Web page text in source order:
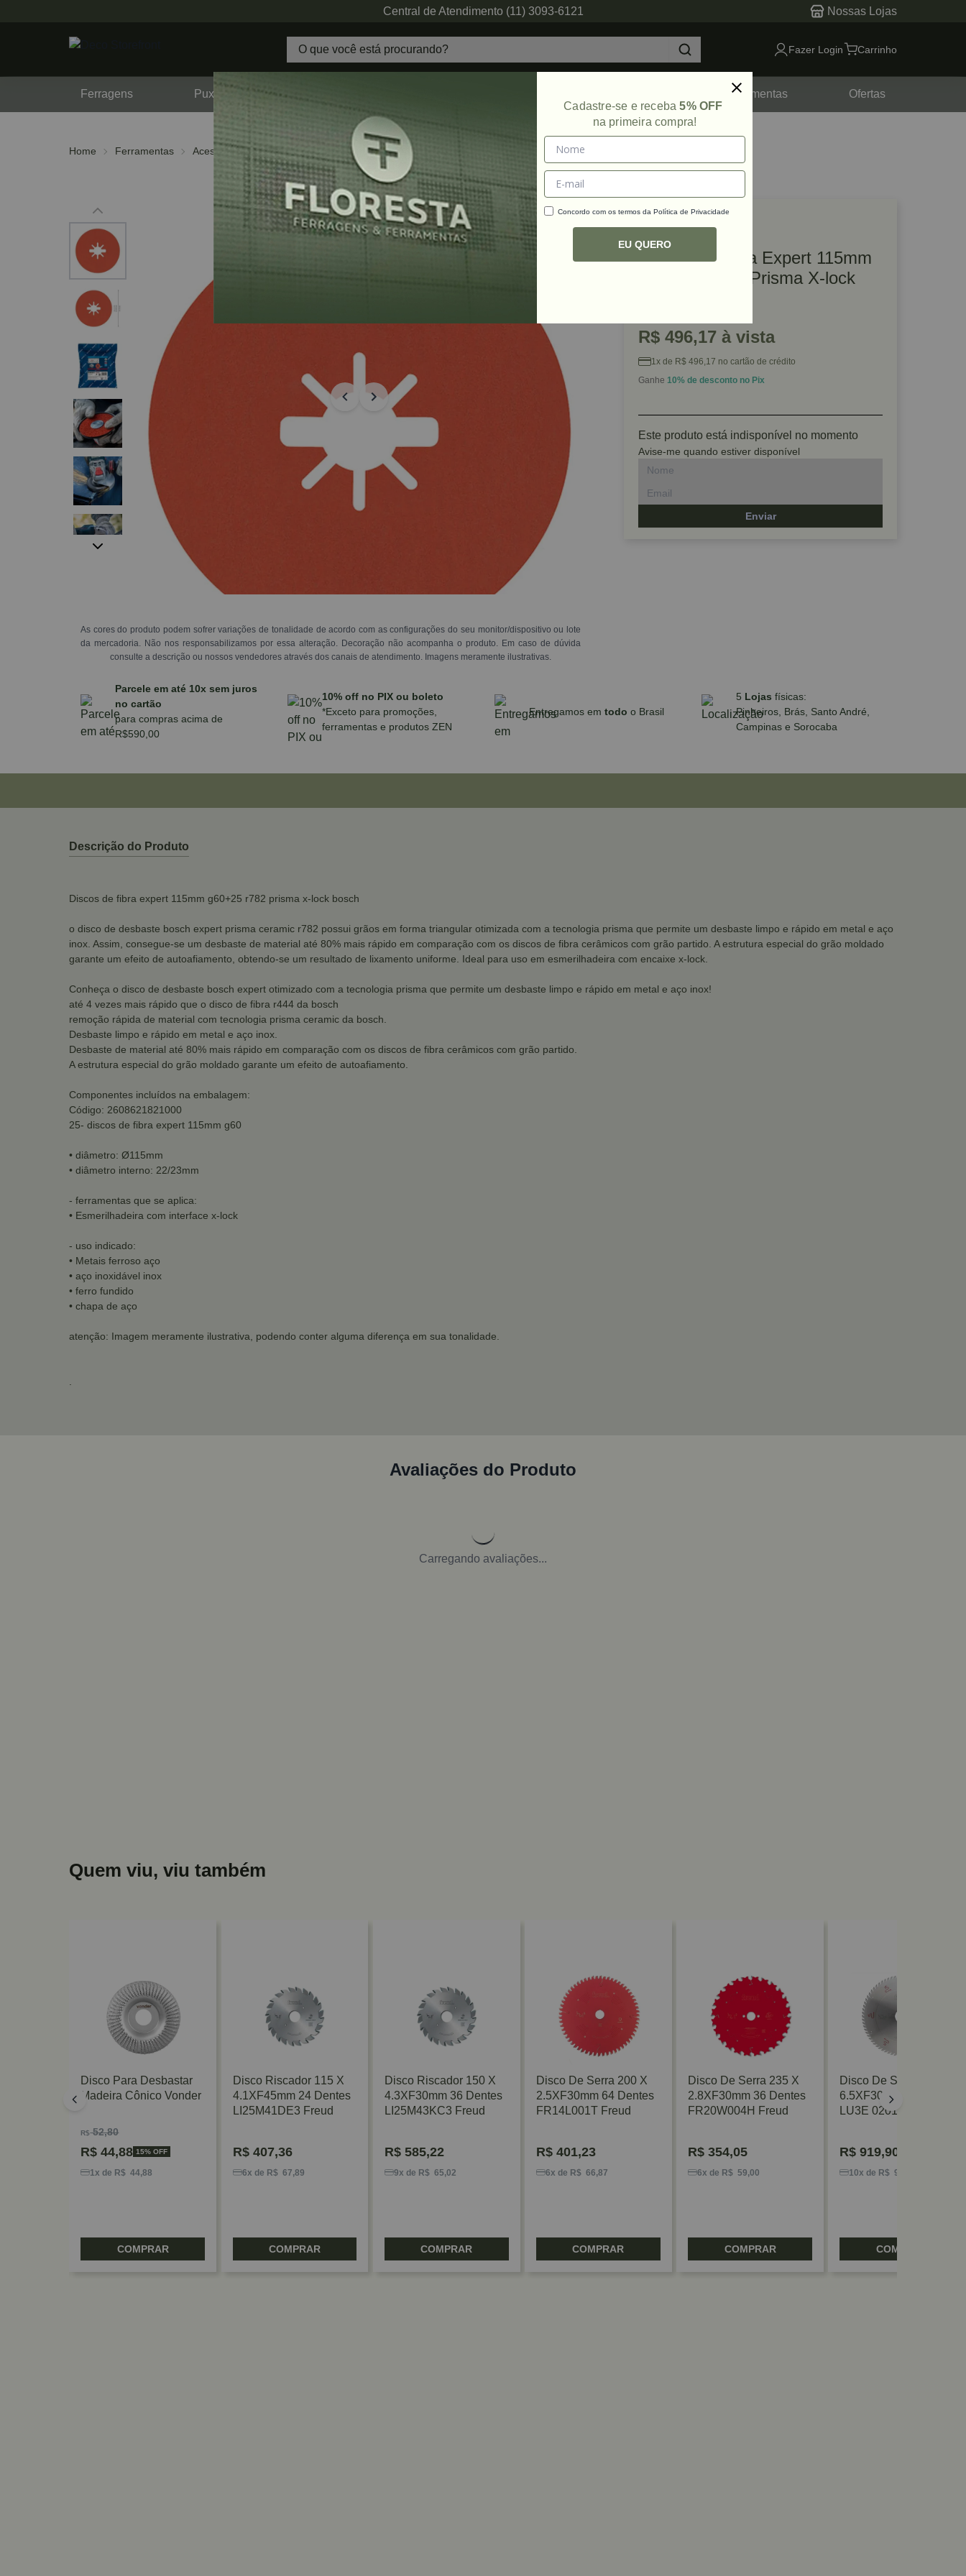
Central de Atendimento (11) 3093-6121 Nossas Lojas
Fazer Login Carrinho
Ferragens Puxadores Ferramentas Ofertas
Home Ferramentas Acessórios Discos
As cores do produto podem sofrer variações de tonalidade de acordo com as configurações do seu monitor/dispositivo ou lote
da mercadoria. Não nos responsabilizamos por essa alteração. Decoração não acompanha o produto. Em caso de dúvida
consulte a descrição ou nossos vendedores através dos canais de atendimento. Imagens meramente ilustrativas.
Ref: 69387
Discos de Fibra Expert 115mm
G60+25 R782 Prisma X-lock
R$ 496,17 à vista
1x de R$ 496,17 no cartão de crédito
Ganhe 10% de desconto no Pix
Este produto está indisponível no momento
Avise-me quando estiver disponível
Enviar
Parcele em até 10x sem juros
no cartão
para compras acima de
R$590,00
10% off no PIX ou boleto
*Exceto para promoções,
ferramentas e produtos ZEN
Entregamos em todo o Brasil
5 Lojas físicas:
Pinheiros, Brás, Santo André,
Campinas e Sorocaba
Descrição do Produto
Discos de fibra expert 115mm g60+25 r782 prisma x-lock bosch
o disco de desbaste bosch expert prisma ceramic r782 possui grãos em forma triangular otimizada com a tecnologia prisma que permite um desbaste limpo e rápido em metal e aço
inox. Assim, consegue-se um desbaste de material até 80% mais rápido em comparação com os discos de fibra cerâmicos com grão partido. A estrutura especial do grão moldado
garante um efeito de autoafiamento, obtendo-se um resultado de lixamento uniforme. Ideal para uso em esmerilhadeira com encaixe x-lock.
Conheça o disco de desbaste bosch expert otimizado com a tecnologia prisma que permite um desbaste limpo e rápido em metal e aço inox!
até 4 vezes mais rápido que o disco de fibra r444 da bosch
remoção rápida de material com tecnologia prisma ceramic da bosch.
Desbaste limpo e rápido em metal e aço inox.
Desbaste de material até 80% mais rápido em comparação com os discos de fibra cerâmicos com grão partido.
A estrutura especial do grão moldado garante um efeito de autoafiamento.
Componentes incluídos na embalagem:
Código: 2608621821000
25- discos de fibra expert 115mm g60
• diâmetro: Ø115mm
• diâmetro interno: 22/23mm
- ferramentas que se aplica:
• Esmerilhadeira com interface x-lock
- uso indicado:
• Metais ferroso aço
• aço inoxidável inox
• ferro fundido
• chapa de aço
atenção: Imagem meramente ilustrativa, podendo conter alguma diferença em sua tonalidade.
Avaliações do Produto
Carregando avaliações...
Quem viu, viu também
Disco Para Desbastar
Madeira Cônico Vonder
R$52,80
R$ 44,88 15% OFF
1x de R$ 44,88
COMPRAR
Disco Riscador 115 X
4.1XF45mm 24 Dentes
LI25M41DE3 Freud
R$407,36
6x de R$ 67,89
COMPRAR
Disco Riscador 150 X
4.3XF30mm 36 Dentes
LI25M43KC3 Freud
R$585,22
9x de R$ 65,02
COMPRAR
Disco De Serra 200 X
2.5XF30mm 64 Dentes
FR14L001T Freud
R$401,23
6x de R$ 66,87
COMPRAR
Disco De Serra 235 X
2.8XF30mm 36 Dentes
FR20W004H Freud
R$ 354,05
6x de R$ 59,00
COMPRAR
Disco De Serra 200 X
6.5XF30mm 60 Dentes
LU3E 0201 Freud
R$ 919,90
10x de R$ 91,99
COMPRAR
Cadastre-se e receba5% OFF
na primeira compra!
Concordo com os termos da Política de Privacidade
EU QUERO